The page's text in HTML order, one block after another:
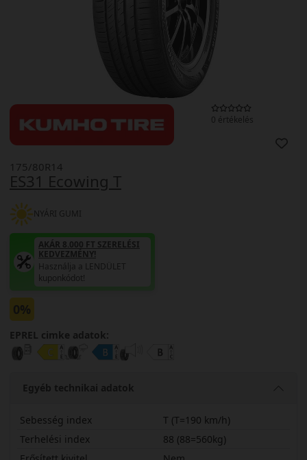
0 értékelés
ES31 Ecowing T
175/80R14
NYÁRI GUMI
AKÁR 8.000 FT SZERELÉSI
KEDVEZMÉNY!
Használja a LENDÜLET
kuponkódot!
0%
EPREL cimke adatok:
Egyéb technikai adatok
Sebesség index
T (T=190 km/h)
Terhelési index
88 (88=560kg)